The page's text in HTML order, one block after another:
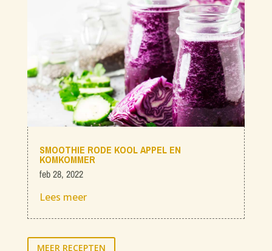
SMOOTHIE RODE KOOL APPEL EN
KOMKOMMER
feb 28, 2022
Lees meer
MEER RECEPTEN